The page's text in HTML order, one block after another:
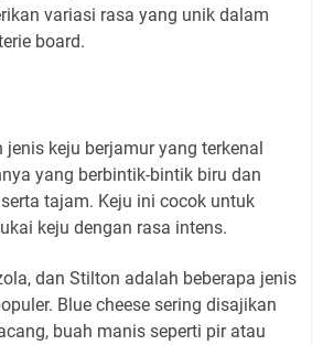
variasi rasa yang unik dalam
board.
jenis keju berjamur yang terkenal
yang berbintik-bintik biru dan
tajam. Keju ini cocok untuk
keju dengan rasa intens.
dan Stilton adalah beberapa jenis
Blue cheese sering disajikan
buah manis seperti pir atau